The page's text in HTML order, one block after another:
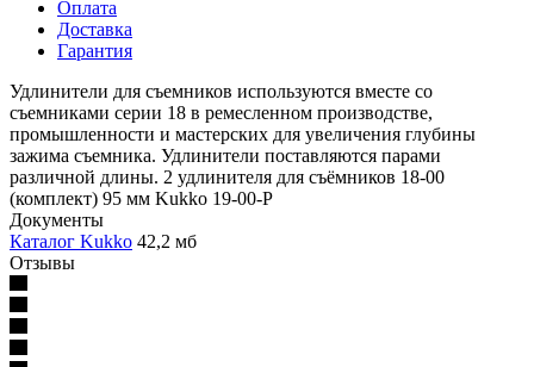
Оплата
Доставка
Гарантия
Удлинители для съемников используются вместе со
съемниками серии 18 в ремесленном производстве,
промышленности и мастерских для увеличения глубины
зажима съемника. Удлинители поставляются парами
различной длины. 2 удлинителя для съёмников 18-00
(комплект) 95 мм Kukko 19-00-P
Документы
Каталог Kukko 42,2 мб
Отзывы